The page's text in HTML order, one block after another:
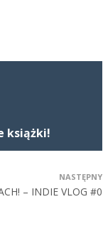
książki!
NASTĘPNY
– INDIE VLOG #0